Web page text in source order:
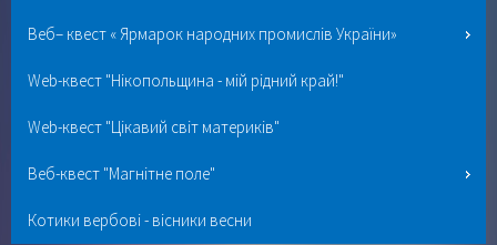
Веб– квест « Ярмарок народних промислів України»
Web-квест "Нікопольщина - мій рідний край!"
Web-квест "Цікавий світ материків"
Веб-квест "Магнітне поле"
Котики вербові - вісники весни